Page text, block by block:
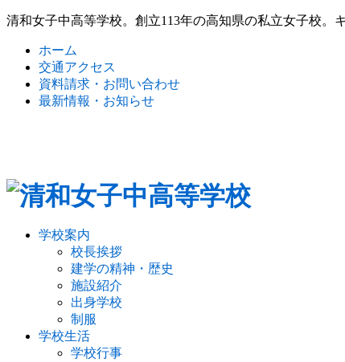
清和女子中高等学校。創立113年の高知県の私立女子校。
ホーム
交通アクセス
資料請求・お問い合わせ
最新情報・お知らせ
学校案内
校長挨拶
建学の精神・歴史
施設紹介
出身学校
制服
学校生活
学校行事